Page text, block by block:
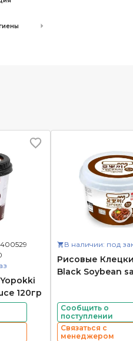
120гр
В наличии: под
Рисовые
Black Soybean
Сообщить о
поступлении
Связаться с
менеджером